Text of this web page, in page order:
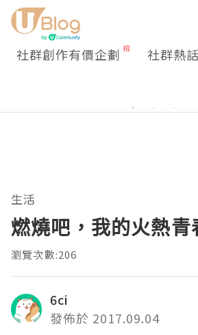
社群創作有價企劃 社群熱話
生活
燃燒吧，我的火熱青
瀏覽次數:206
6ci
發佈於 2017.09.04